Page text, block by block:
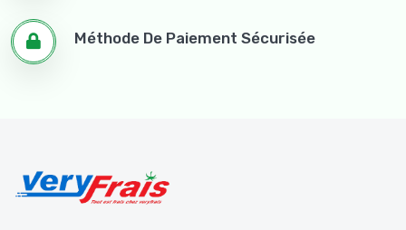
Méthode De Paiement Sécurisée